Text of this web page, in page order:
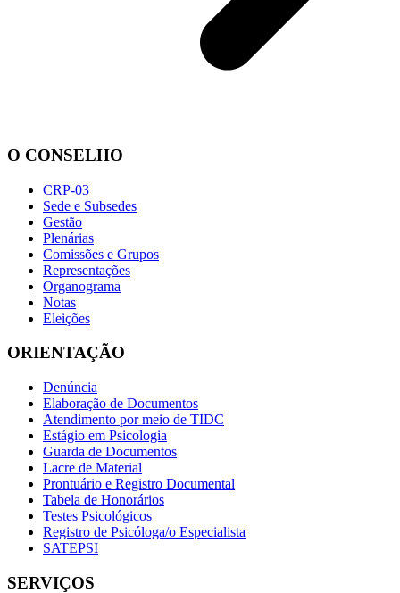
O CONSELHO
CRP-03
Sede e Subsedes
Gestão
Plenárias
Comissões e Grupos
Representações
Organograma
Notas
Eleições
ORIENTAÇÃO
Denúncia
Elaboração de Documentos
Atendimento por meio de TIDC
Estágio em Psicologia
Guarda de Documentos
Lacre de Material
Prontuário e Registro Documental
Tabela de Honorários
Testes Psicológicos
Registro de Psicóloga/o Especialista
SATEPSI
SERVIÇOS